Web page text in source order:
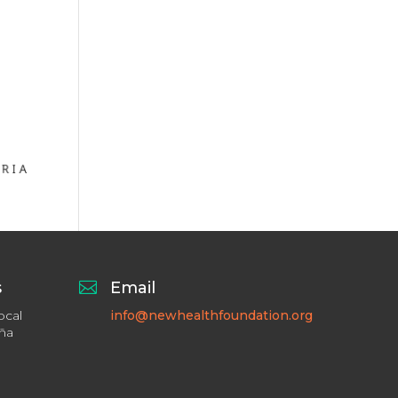
 Email
info@newhealthfoundation.org